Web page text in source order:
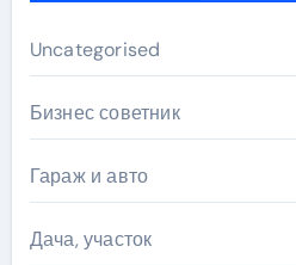
Uncategorised
Бизнес советник
Гараж и авто
Дача, участок